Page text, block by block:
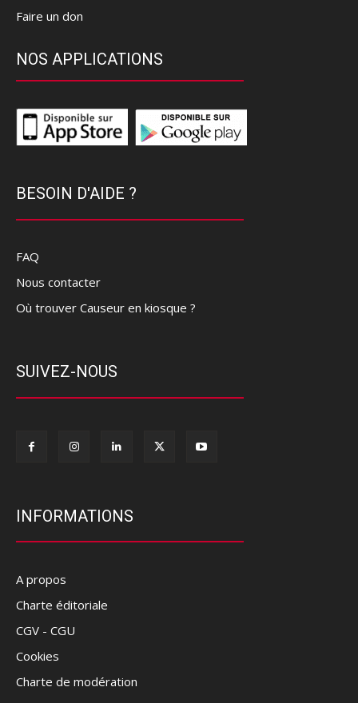
Faire un don
NOS APPLICATIONS
BESOIN D'AIDE ?
FAQ
Nous contacter
Où trouver Causeur en kiosque ?
SUIVEZ-NOUS
INFORMATIONS
A propos
Charte éditoriale
CGV - CGU
Cookies
Charte de modération